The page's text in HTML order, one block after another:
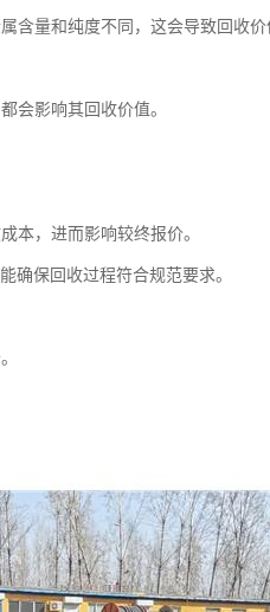
含量和纯度不同，这会导致回收
会影响其回收价值。
本，进而影响较终报价。
确保回收过程符合规范要求。